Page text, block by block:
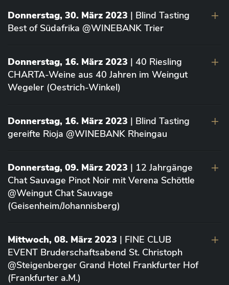
Donnerstag, 30. März 2023 | Blind Tasting
Best of Südafrika @WINEBANK Trier
Donnerstag, 16. März 2023 | 40 Riesling
CHARTA-Weine aus 40 Jahren im Weingut
Wegeler (Oestrich-Winkel)
Donnerstag, 16. März 2023 | Blind Tasting
gereifte Rioja @WINEBANK Rheingau
Donnerstag, 09. März 2023 | 12 Jahrgänge
Chat Sauvage Pinot Noir mit Verena Schöttle
@Weingut Chat Sauvage
(Geisenheim/Johannisberg)
Mittwoch, 08. März 2023 | FINE CLUB
EVENT Bruderschaftsabend St. Christoph
@Steigenberger Grand Hotel Frankfurter Hof
(Frankfurter a.M.)